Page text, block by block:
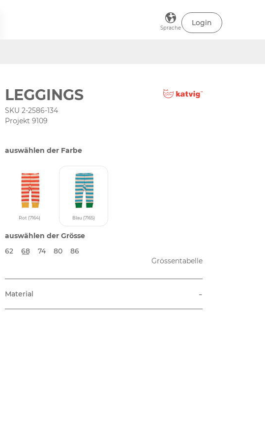
Sprache
Login
LEGGINGS
SKU 2-2586-134
Projekt 9109
auswählen der Farbe
Rot (7164) Blau (7165)
auswählen der Grösse
62
68 74 80
86
Grössentabelle
Material -